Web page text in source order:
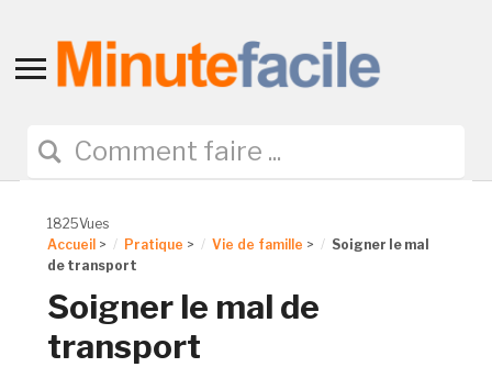
Toggle
navigation
1825Vues
Accueil > Pratique > Vie de famille >
Soigner le mal
de transport
Soigner le mal de
transport